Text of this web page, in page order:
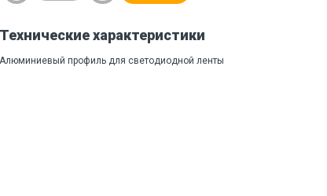
Технические характеристики
Алюминиевый профиль для светодиодной ленты